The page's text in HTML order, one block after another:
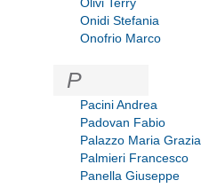
Onidi Stefania
Onofrio Marco
P
Pacini Andrea
Padovan Fabio
Palazzo Maria Grazia
Palmieri Francesco
Panella Giuseppe